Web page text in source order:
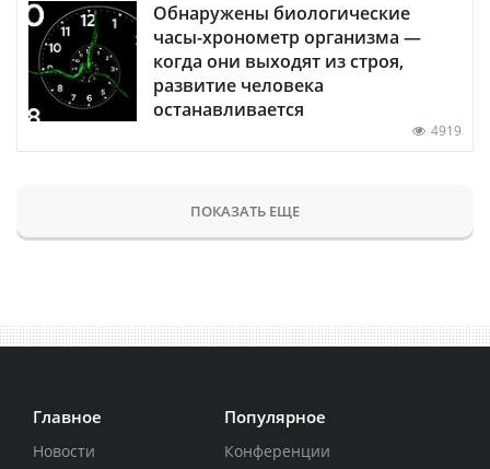
Обнаружены биологические
часы-хронометр организма —
когда они выходят из строя,
развитие человека
останавливается
4919
ПОКАЗАТЬ ЕЩЕ
Главное
Новости
Популярное
Конференции